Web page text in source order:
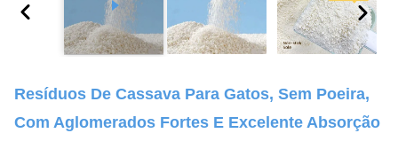
Resíduos De Cassava Para Gatos, Sem Poeira,
Com Aglomerados Fortes E Excelente Absorção